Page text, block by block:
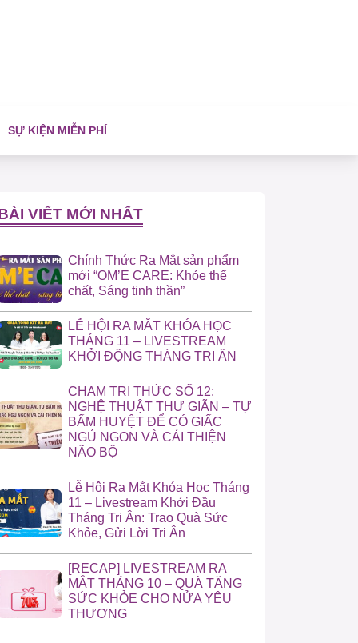
SỰ KIỆN MIỄN PHÍ
VIẾT MỚI NHẤT
Chính Thức Ra Mắt sản phẩm
mới “OM’E CARE: Khỏe thể
chất, Sáng tinh thần”
LỄ HỘI RA MẮT KHÓA HỌC
THÁNG 11 – LIVESTREAM
KHỞI ĐỘNG THÁNG TRI ÂN
CHẠM TRI THỨC SỐ 12:
NGHỆ THUẬT THƯ GIÃN – TỰ
BẤM HUYỆT ĐỂ CÓ GIẤC
NGỦ NGON VÀ CẢI THIỆN
NÃO BỘ
Lễ Hội Ra Mắt Khóa Học Tháng
11 – Livestream Khởi Đầu
Tháng Tri Ân: Trao Quà Sức
Khỏe, Gửi Lời Tri Ân
[RECAP] LIVESTREAM RA
MẮT THÁNG 10 – QUÀ TẶNG
SỨC KHỎE CHO NỬA YÊU
THƯƠNG